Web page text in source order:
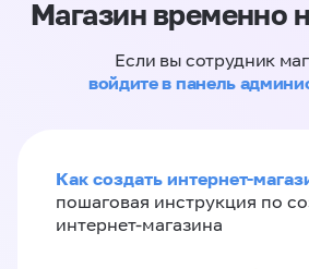
Магазин временно
Если вы сотрудник
войдите в панель
Как создать интернет-
пошаговая инструкция по
интернет-магазина